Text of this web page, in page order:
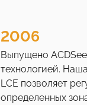
2006
Выпущено
технологией.
LCE позволяет
определенных